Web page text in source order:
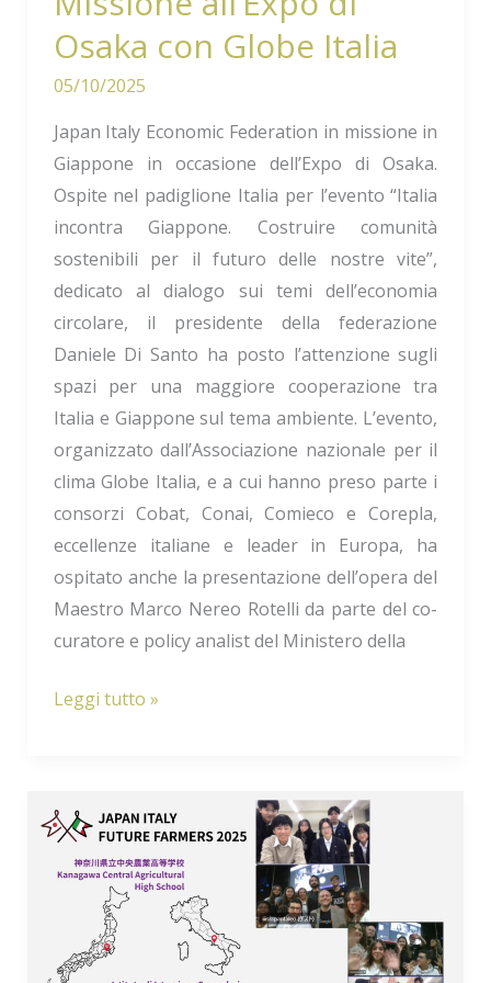
Osaka con Globe Italia
05/10/2025
Japan Italy Economic Federation in missione in
Giappone in occasione dell’Expo di Osaka.
Ospite nel padiglione Italia per l’evento “Italia
incontra Giappone. Costruire comunità
sostenibili per il futuro delle nostre vite”,
dedicato al dialogo sui temi dell’economia
circolare, il presidente della federazione
Daniele Di Santo ha posto l’attenzione sugli
spazi per una maggiore cooperazione tra
Italia e Giappone sul tema ambiente. L’evento,
organizzato dall’Associazione nazionale per il
clima Globe Italia, e a cui hanno preso parte i
consorzi Cobat, Conai, Comieco e Corepla,
eccellenze italiane e leader in Europa, ha
ospitato anche la presentazione dell’opera del
Maestro Marco Nereo Rotelli da parte del co-
curatore e policy analist del Ministero della
Leggi tutto »
Gruppo
4:
Istituto
Secondaria
Superiore
“Eugenio